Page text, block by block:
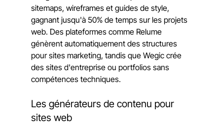
sitemaps, wireframes et guides de style,
gagnant jusqu'à 50% de temps sur les projets
web. Des plateformes comme Relume
génèrent automatiquement des structures
pour sites marketing, tandis que Wegic crée
des sites d'entreprise ou portfolios sans
compétences techniques.
Les générateurs de contenu pour
sites web